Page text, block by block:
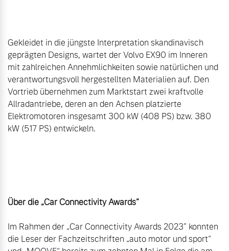
Gekleidet in die jüngste Interpretation skandinavisch
geprägten Designs, wartet der Volvo EX90 im Inneren
mit zahlreichen Annehmlichkeiten sowie natürlichen und
verantwortungsvoll hergestellten Materialien auf. Den
Vortrieb übernehmen zum Marktstart zwei kraftvolle
Allradantriebe, deren an den Achsen platzierte
Elektromotoren insgesamt 300 kW (408 PS) bzw. 380
kW (517 PS) entwickeln.
Im Rahmen der „Car Connectivity Awards 2023” konnten
die Leser der Fachzeitschriften „auto motor und sport“